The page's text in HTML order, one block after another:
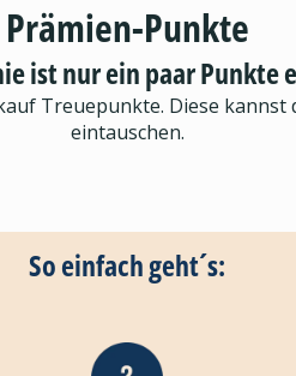
Prämien-Punkte
ist nur ein paar Punkte
Treuepunkte. Diese
eintauschen.
So einfach geht´s: